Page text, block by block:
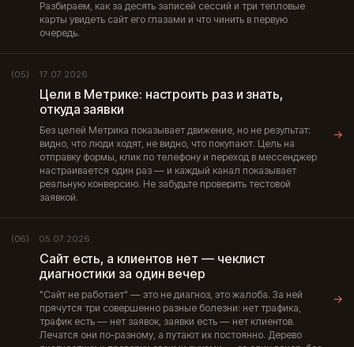
Разбираем, как за десять записей сессий и три тепловые
карты увидеть сайт его глазами и что чинить в первую
очередь.
(05) 17.07.2026
Цели в Метрике: настроить раз и знать,
откуда заявки
Без целей Метрика показывает движение, но не результат:
видно, что люди ходят, не видно, что покупают. Цель на
отправку формы, клик по телефону и переход в мессенджер
настраивается один раз — и каждый канал показывает
реальную конверсию. Не забудьте проверить тестовой
заявкой.
→
(06) 05.07.2026
Сайт есть, а клиентов нет — чеклист
диагностики за один вечер
"Сайт не работает" — это не диагноз, это жалоба. За ней
прячутся три совершенно разные болезни: нет трафика,
трафик есть — нет заявок, заявки есть — нет клиентов.
Лечатся они по-разному, а путают их постоянно. Дерево
→